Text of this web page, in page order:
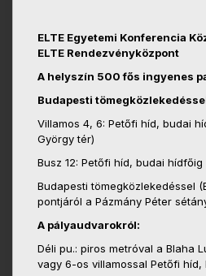
ELTE Egyetemi Konferencia
ELTE Rendezvényközpont
A helyszín 500 fős ingyenes
Budapesti
Villamos 4, 6: Petőfi híd, budai
György tér)
Busz 12: Petőfi híd, budai
Budapesti tömegközlekedéssel
pontjáról a Pázmány Péter
A pályaudvarokról:
Déli pu.: piros metróval a Blaha
vagy 6-os villamossal Petőfi híd,